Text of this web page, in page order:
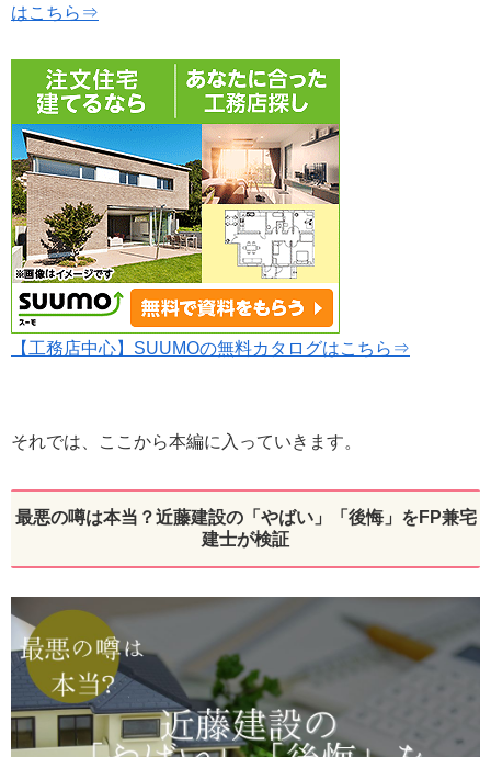
はこちら⇒
【工務店中心】SUUMOの無料カタログはこちら⇒
それでは、ここから本編に入っていきます。
最悪の噂は本当？近藤建設の「やばい」「後悔」をFP兼宅
建士が検証